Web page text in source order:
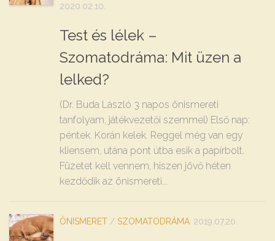
2020.02.10.
Test és lélek –
Szomatodráma: Mit üzen a
lelked?
(Dr. Buda László 3 napos önismereti
tanfolyam, játékvezetői szemmel) Első nap:
péntek. Korán kelek. Reggel még van egy
kliensem, utána pont útba esik a papírbolt.
Füzetet kell vennem, hiszen jövő héten
kezdődik az önismereti...
ÖNISMERET / SZOMATODRÁMA 2019.07.20.